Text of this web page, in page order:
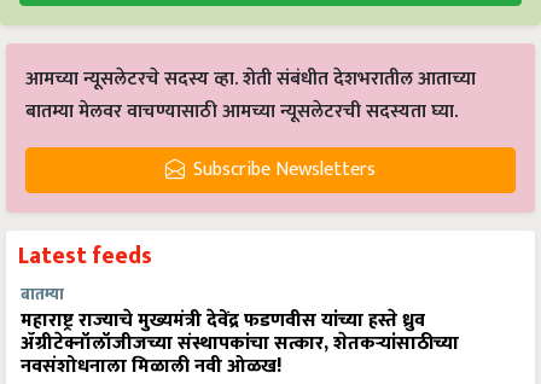
आमच्या न्यूसलेटरचे सदस्य व्हा. शेती संबंधीत देशभरातील आताच्या
बातम्या मेलवर वाचण्यासाठी आमच्या न्यूसलेटरची सदस्यता घ्या.
Subscribe Newsletters
Latest feeds
बातम्या
महाराष्ट्र राज्याचे मुख्यमंत्री देवेंद्र फडणवीस यांच्या हस्ते ध्रुव
ॲग्रीटेक्नॉलॉजीजच्या संस्थापकांचा सत्कार, शेतकऱ्यांसाठीच्या
नवसंशोधनाला मिळाली नवी ओळख!